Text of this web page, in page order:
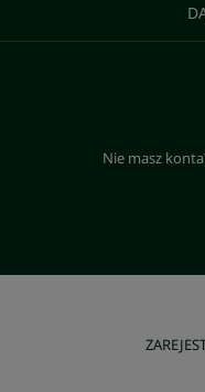
Nie masz